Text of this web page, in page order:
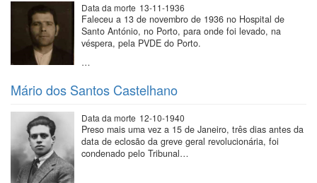
Data da morte 13-11-1936
Faleceu a 13 de novembro de 1936 no Hospital de
Santo António, no Porto, para onde foi levado, na
véspera, pela PVDE do Porto.
…
Mário dos Santos Castelhano
Data da morte 12-10-1940
Preso mais uma vez a 15 de Janeiro, três dias antes da
data de eclosão da greve geral revolucionária, foi
condenado pelo Tribunal…